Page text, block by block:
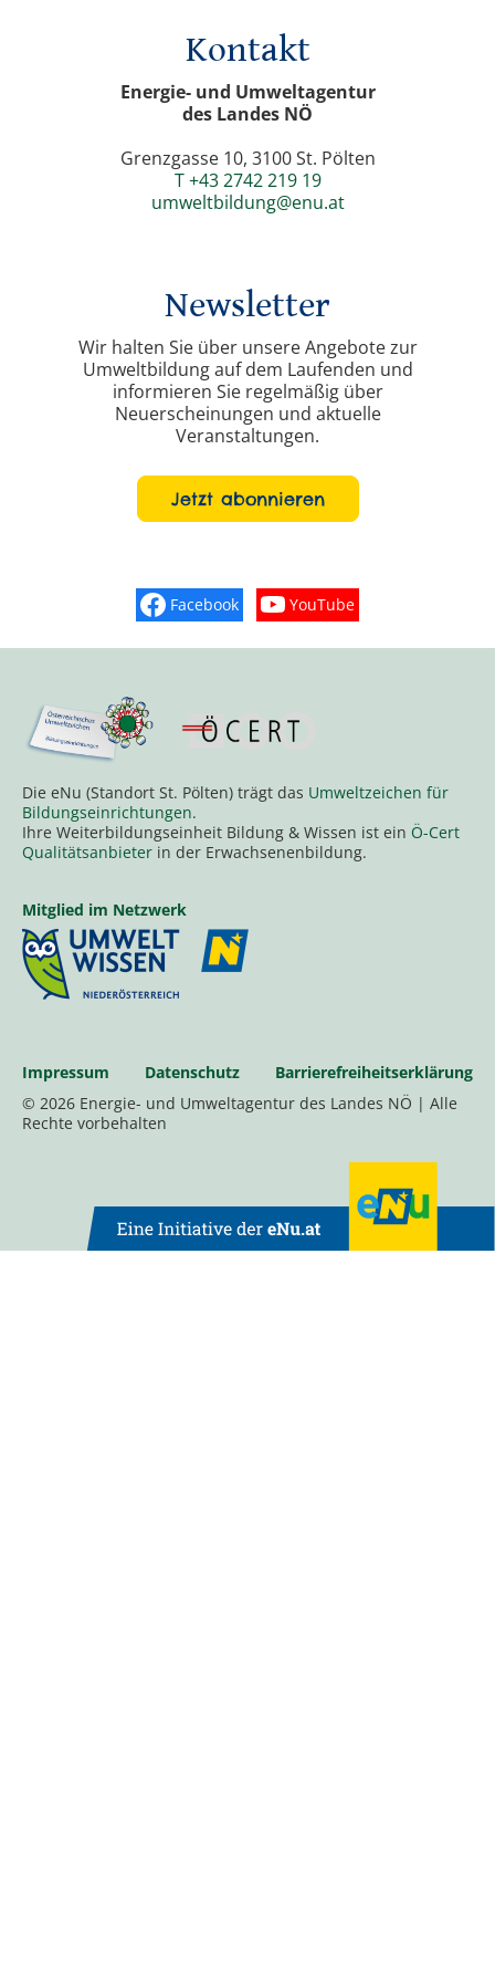
Kontakt
Energie- und Umweltagentur
des Landes NÖ
Grenzgasse 10, 3100 St. Pölten
T +43 2742 219 19
umweltbildung@enu.at
Newsletter
Wir halten Sie über unsere Angebote zur
Umweltbildung auf dem Laufenden und
informieren Sie regelmäßig über
Neuerscheinungen und aktuelle
Veranstaltungen.
Jetzt abonnieren
Finden Sie „So schmeckt
Facebook Sehen Sie mehr
YouTube
Die eNu (Standort St. Pölten) trägt das Umweltzeichen für
Bildungseinrichtungen.
Ihre Weiterbildungseinheit Bildung & Wissen ist ein Ö-Cert
Qualitätsanbieter in der Erwachsenenbildung.
Mitglied im Netzwerk
Impressum Datenschutz
Barrierefreiheitserklärung
© 2026 Energie- und Umweltagentur des Landes NÖ | Alle
Rechte vorbehalten